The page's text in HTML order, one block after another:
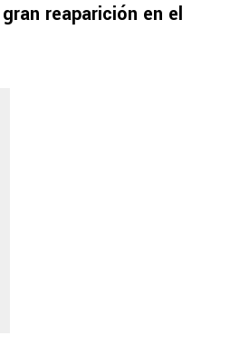
reaparición en el